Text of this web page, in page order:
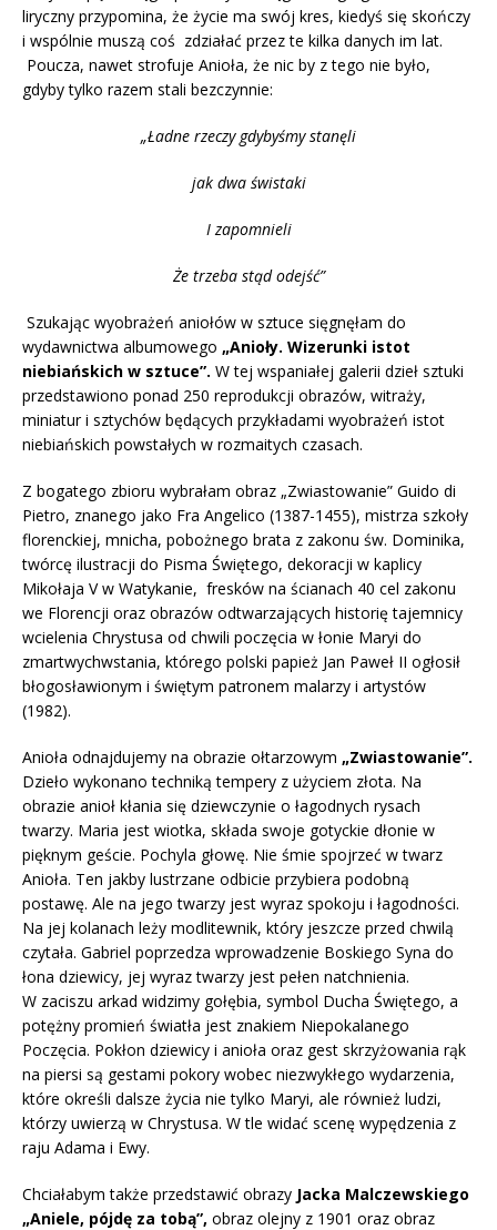
liryczny przypomina, że życie ma swój kres, kiedyś się skończy
i wspólnie muszą coś zdziałać przez te kilka danych im lat.
Poucza, nawet strofuje Anioła, że nic by z tego nie było,
gdyby tylko razem stali bezczynnie:
„Ładne rzeczy gdybyśmy stanęli
jak dwa świstaki
I zapomnieli
Że trzeba stąd odejść”
Szukając wyobrażeń aniołów w sztuce sięgnęłam do
wydawnictwa albumowego „Anioły. Wizerunki istot
niebiańskich w sztuce”. W tej wspaniałej galerii dzieł sztuki
przedstawiono ponad 250 reprodukcji obrazów, witraży,
miniatur i sztychów będących przykładami wyobrażeń istot
niebiańskich powstałych w rozmaitych czasach.
Z bogatego zbioru wybrałam obraz „Zwiastowanie” Guido di
Pietro, znanego jako Fra Angelico (1387-1455), mistrza szkoły
florenckiej, mnicha, pobożnego brata z zakonu św. Dominika,
twórcę ilustracji do Pisma Świętego, dekoracji w kaplicy
Mikołaja V w Watykanie, fresków na ścianach 40 cel zakonu
we Florencji oraz obrazów odtwarzających historię tajemnicy
wcielenia Chrystusa od chwili poczęcia w łonie Maryi do
zmartwychwstania, którego polski papież Jan Paweł II ogłosił
błogosławionym i świętym patronem malarzy i artystów
(1982).
Anioła odnajdujemy na obrazie ołtarzowym „Zwiastowanie”.
Dzieło wykonano techniką tempery z użyciem złota. Na
obrazie anioł kłania się dziewczynie o łagodnych rysach
twarzy. Maria jest wiotka, składa swoje gotyckie dłonie w
pięknym geście. Pochyla głowę. Nie śmie spojrzeć w twarz
Anioła. Ten jakby lustrzane odbicie przybiera podobną
postawę. Ale na jego twarzy jest wyraz spokoju i łagodności.
Na jej kolanach leży modlitewnik, który jeszcze przed chwilą
czytała. Gabriel poprzedza wprowadzenie Boskiego Syna do
łona dziewicy, jej wyraz twarzy jest pełen natchnienia.
W zaciszu arkad widzimy gołębia, symbol Ducha Świętego, a
potężny promień światła jest znakiem Niepokalanego
Poczęcia. Pokłon dziewicy i anioła oraz gest skrzyżowania rąk
na piersi są gestami pokory wobec niezwykłego wydarzenia,
które określi dalsze życia nie tylko Maryi, ale również ludzi,
którzy uwierzą w Chrystusa. W tle widać scenę wypędzenia z
raju Adama i Ewy.
Chciałabym także przedstawić obrazy Jacka Malczewskiego
„Aniele, pójdę za tobą”, obraz olejny z 1901 oraz obraz